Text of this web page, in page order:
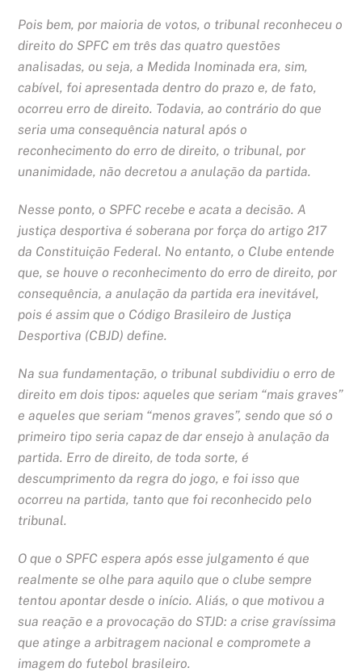
Pois bem, por maioria de votos, o tribunal reconheceu o
direito do SPFC em três das quatro questões
analisadas, ou seja, a Medida Inominada era, sim,
cabível, foi apresentada dentro do prazo e, de fato,
ocorreu erro de direito. Todavia, ao contrário do que
seria uma consequência natural após o
reconhecimento do erro de direito, o tribunal, por
unanimidade, não decretou a anulação da partida.
Nesse ponto, o SPFC recebe e acata a decisão. A
justiça desportiva é soberana por força do artigo 217
da Constituição Federal. No entanto, o Clube entende
que, se houve o reconhecimento do erro de direito, por
consequência, a anulação da partida era inevitável,
pois é assim que o Código Brasileiro de Justiça
Desportiva (CBJD) define.
Na sua fundamentação, o tribunal subdividiu o erro de
direito em dois tipos: aqueles que seriam “mais graves”
e aqueles que seriam “menos graves”, sendo que só o
primeiro tipo seria capaz de dar ensejo à anulação da
partida. Erro de direito, de toda sorte, é
descumprimento da regra do jogo, e foi isso que
ocorreu na partida, tanto que foi reconhecido pelo
tribunal.
O que o SPFC espera após esse julgamento é que
realmente se olhe para aquilo que o clube sempre
tentou apontar desde o início. Aliás, o que motivou a
sua reação e a provocação do STJD: a crise gravíssima
que atinge a arbitragem nacional e compromete a
imagem do futebol brasileiro.